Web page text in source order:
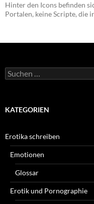
Hinter den Icons befinden
Portalen, keine Scripte, die
Suchen
nach:
KATEGORIEN
Erotika schreiben
Emotionen
Glossar
Erotik und Pornographie